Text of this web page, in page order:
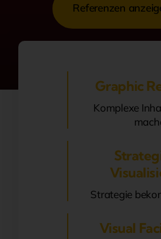
Referenzen
Graphic
Komplexe
Strategie
Visual